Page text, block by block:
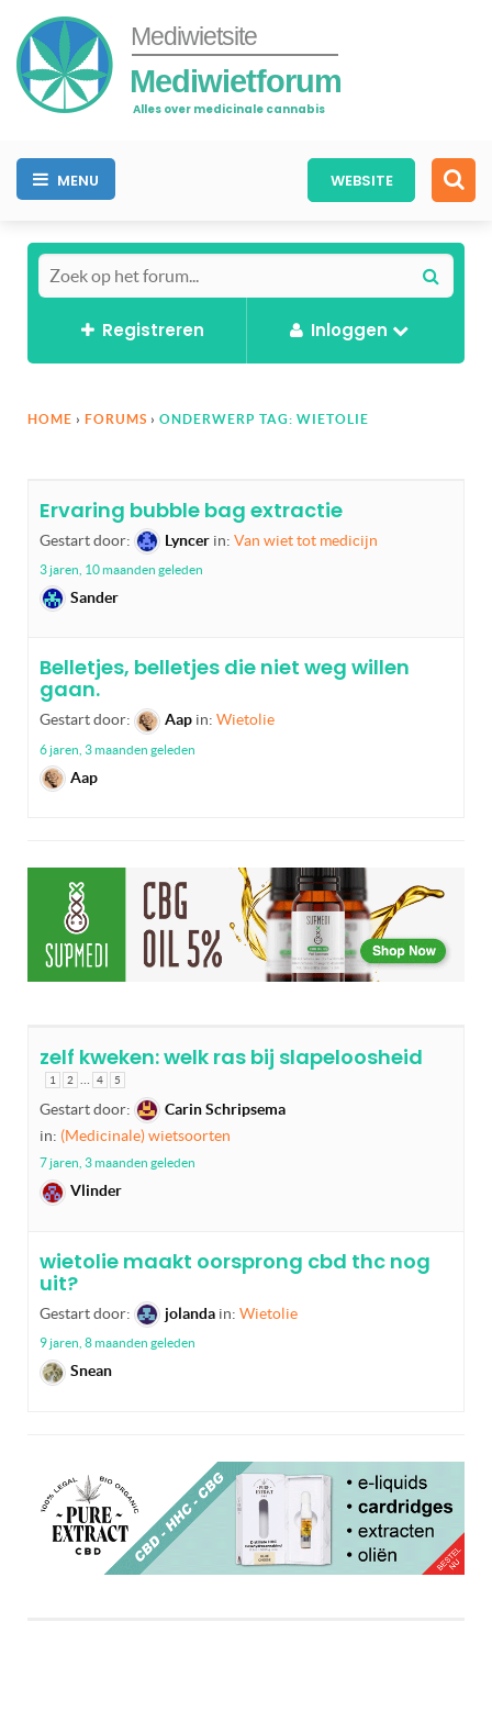
Mediwietsite
Mediwietforum
Alles over medicinale cannabis
MENU WEBSITE
Registreren Inloggen
HOME › FORUMS › ONDERWERP TAG: WIETOLIE
Ervaring bubble bag extractie
Gestart door: Lyncer in: Van wiet tot medicijn
3 jaren, 10 maanden geleden
Sander
Belletjes, belletjes die niet weg willen
gaan.
Gestart door: Aap in: Wietolie
6 jaren, 3 maanden geleden
Aap
zelf kweken: welk ras bij slapeloosheid
1 2 4 5
Gestart door:
Carin Schripsema
in: (Medicinale) wietsoorten
7 jaren, 3 maanden geleden
Vlinder
wietolie maakt oorsprong cbd thc nog
uit?
Gestart door: jolanda in: Wietolie
9 jaren, 8 maanden geleden
Snean